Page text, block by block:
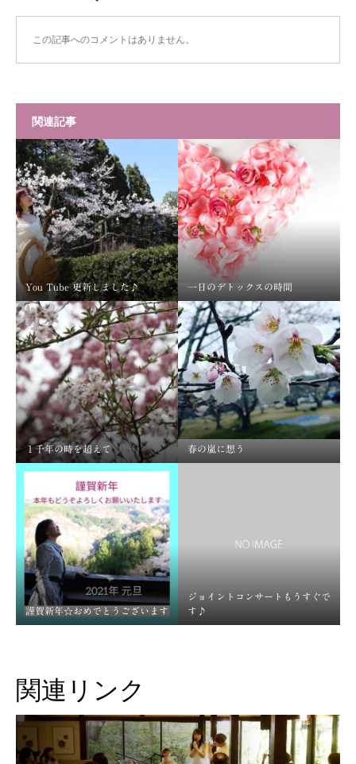
この記事へのコメントはありません。
関連記事
You Tube 更新しました♪ 一日のデトックスの時間
１千年の時を超えて 春の嵐に想う
謹賀新年☆おめでとうございます
ジョイントコンサートもうすぐで
す♪
関連リンク